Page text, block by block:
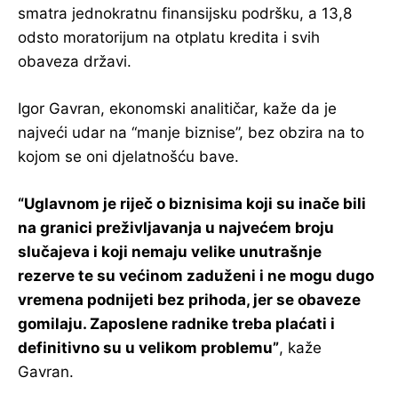
smatra jednokratnu finansijsku podršku, a 13,8
odsto moratorijum na otplatu kredita i svih
obaveza državi.
Igor Gavran, ekonomski analitičar, kaže da je
najveći udar na “manje biznise”, bez obzira na to
kojom se oni djelatnošću bave.
“Uglavnom je riječ o biznisima koji su inače bili
na granici preživljavanja u najvećem broju
slučajeva i koji nemaju velike unutrašnje
rezerve te su većinom zaduženi i ne mogu dugo
vremena podnijeti bez prihoda, jer se obaveze
gomilaju. Zaposlene radnike treba plaćati i
definitivno su u velikom problemu”, kaže
Gavran.